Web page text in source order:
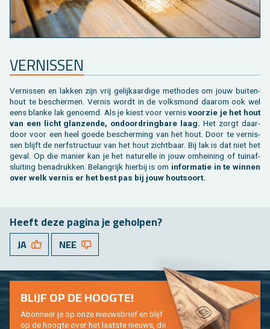
VER­NIS­SEN
Ver­nis­sen en lak­ken zijn vrij ge­lijk­aar­di­ge me­tho­des om jouw bui­ten­
hout te be­scher­men. Ver­nis wordt in de volks­mond daar­om ook wel
eens blan­ke lak ge­noemd. Als je kiest voor ver­nisvoor­zie je het hout
van een licht glan­zen­de, on­door­dring­ba­re laag. Het zorgt daar­
door voor een heel goede be­scher­ming van het hout. Door te ver­nis­
sen blijft de nerf­struc­tuur van het hout zicht­baar. Bij lak is dat niet het
geval. Op die ma­nier kan je het na­tu­rel­le in jouw om­hei­ning of tuin­af­
slui­ting be­na­druk­ken. Be­lang­rijk hier­bij is om in­for­ma­tie in te win­nen
over welk ver­nis er het best pas bij jouw hout­soort.
Heeft deze pa­gi­na je ge­hol­pen?
JA NEE
BLIJF OP DE HOOG­TE!
Abon­neer je op onze nieuws­brief en blijf
op de hoog­te over het laat­ste nieuws, de